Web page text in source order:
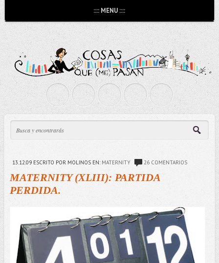
:::: MENU ::::
13.12.09ESCRITO POR MOLINOS EN: MATERNITY 26 COMENTARIOS
MATERNITY (XLIII): PARTIDA
PERDIDA.